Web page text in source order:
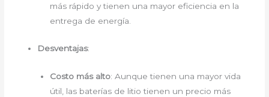
más rápido y tienen una mayor eficiencia en la
entrega de energía.
Desventajas:
Costo más alto: Aunque tienen una mayor vida
útil, las baterías de litio tienen un precio más